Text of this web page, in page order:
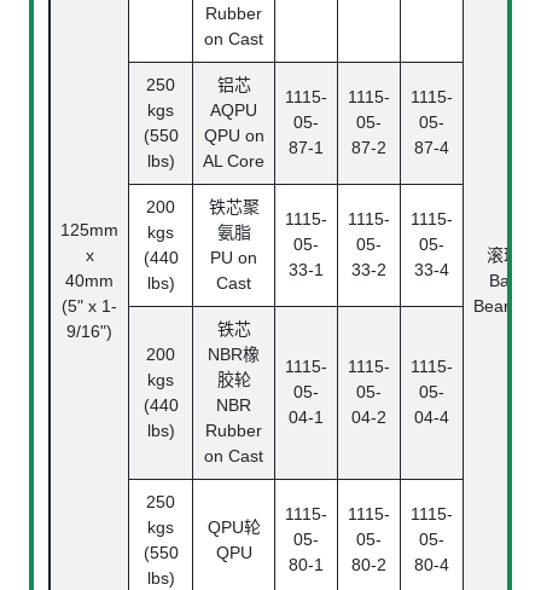
125mm
x
40mm
(5" x 1-
9/16")
滚珠
Ball
Bearing
Rubber
on Cast
250
kgs
(550
lbs)
铝芯
AQPU
QPU on
AL Core
1115-
05-
87-1
1115-
05-
87-2
1115-
05-
87-4
200
kgs
(440
lbs)
铁芯聚
氨脂
PU on
Cast
1115-
05-
33-1
1115-
05-
33-2
1115-
05-
33-4
200
kgs
(440
lbs)
铁芯
NBR橡
胶轮
NBR
Rubber
on Cast
1115-
05-
04-1
1115-
05-
04-2
1115-
05-
04-4
250
kgs
(550
lbs)
QPU轮
QPU
1115-
05-
80-1
1115-
05-
80-2
1115-
05-
80-4